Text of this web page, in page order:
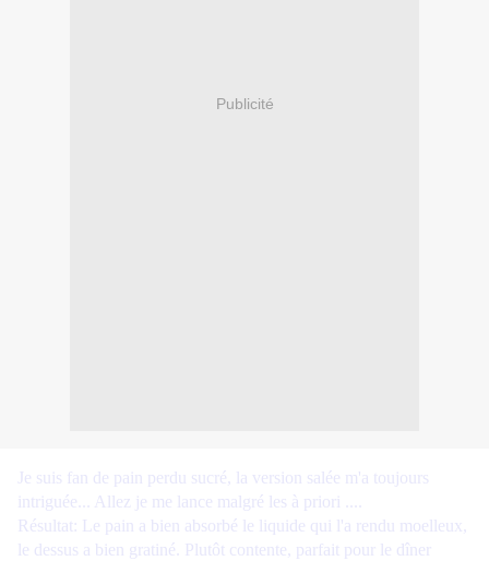
Publicité
Je suis fan de pain perdu sucré, la version salée m'a toujours
intriguée... Allez je me lance malgré les à priori ....
Résultat: Le pain a bien absorbé le liquide qui l'a rendu moelleux,
le dessus a bien gratiné. Plutôt contente, parfait pour le dîner